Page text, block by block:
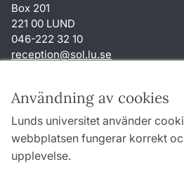
Användning av cookies
Lunds universitet använder
webbplatsen fungerar korrekt
upplevelse.
Box 201
221 00 LUND
046-222 32 10
reception@sol.lu.se
Genvägar
Om webbplatsen och cookies
Behandling av personuppgifter
Tillgänglighetsredogörelse